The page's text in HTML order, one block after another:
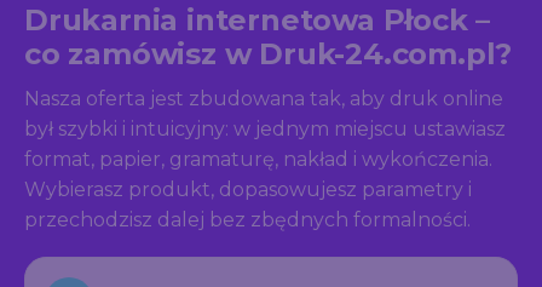
Drukarnia internetowa Płock –
co zamówisz w Druk-24.com.pl?
Nasza oferta jest zbudowana tak, aby druk online
był szybki i intuicyjny: w jednym miejscu ustawiasz
format, papier, gramaturę, nakład i wykończenia.
Wybierasz produkt, dopasowujesz parametry i
przechodzisz dalej bez zbędnych formalności.